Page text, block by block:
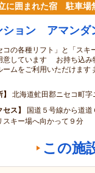
に囲まれた宿 駐車場
ション アマンダ
コの各種リフト」と「ス
意しています お持ち込み
ームをご利用いただけます
北海道虻田郡ニセコ町
セス
国道５号線から道
スキー場へ向かって９分
この施